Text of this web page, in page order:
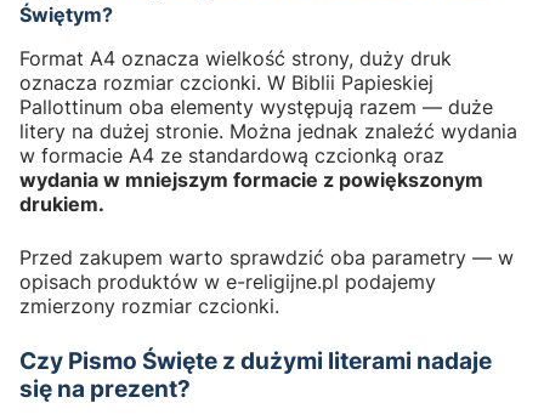
Świętym?
Format A4 oznacza wielkość strony, duży druk
oznacza rozmiar czcionki. W Biblii Papieskiej
Pallottinum oba elementy występują razem — duże
litery na dużej stronie. Można jednak znaleźć wydania
w formacie A4 ze standardową czcionką oraz
wydania w mniejszym formacie z powiększonym
drukiem.
Przed zakupem warto sprawdzić oba parametry — w
opisach produktów w e-religijne.pl podajemy
zmierzony rozmiar czcionki.
Czy Pismo Święte z dużymi literami nadaje
się na prezent?